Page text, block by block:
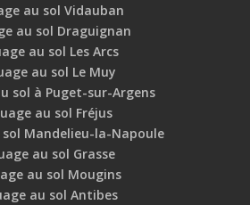
au sol Vidauban
au sol Draguignan
au sol Les Arcs
au sol Le Muy
sol à Puget-sur-Argens
au sol Fréjus
Mandelieu-la-Napoule
au sol Grasse
au sol Mougins
au sol Antibes